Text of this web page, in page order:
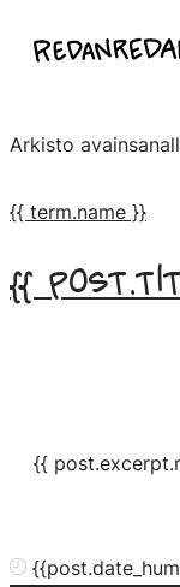
suoraan
Linda Saukko-Rauta, Redanredan Oy
piirrosvideoita
Arkisto
{{ term.name }}
{{
{{